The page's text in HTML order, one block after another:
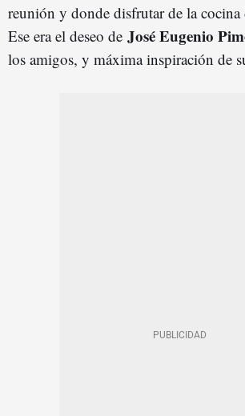
reunión y donde disfrutar de la cocina
Ese era el deseo de José Eugenio
los amigos, y máxima inspiración de